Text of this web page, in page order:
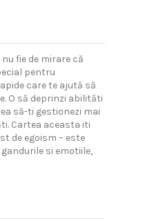
fie de mirare că
pentru
care te ajută să
O să deprinzi abilităti
să-ti gestionezi mai
Cartea aceasta iti
de egoism – este
si emotiile,